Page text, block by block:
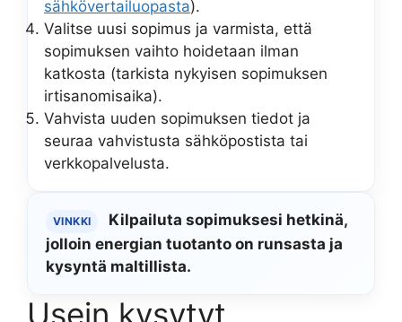
sähkövertailuopasta).
Valitse uusi sopimus ja varmista, että
sopimuksen vaihto hoidetaan ilman
katkosta (tarkista nykyisen sopimuksen
irtisanomisaika).
Vahvista uuden sopimuksen tiedot ja
seuraa vahvistusta sähköpostista tai
verkkopalvelusta.
VINKKI
Kilpailuta sopimuksesi hetkinä,
jolloin energian tuotanto on runsasta ja
kysyntä maltillista.
Usein kysytyt